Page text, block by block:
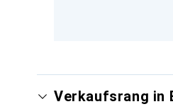
Verkaufsrang